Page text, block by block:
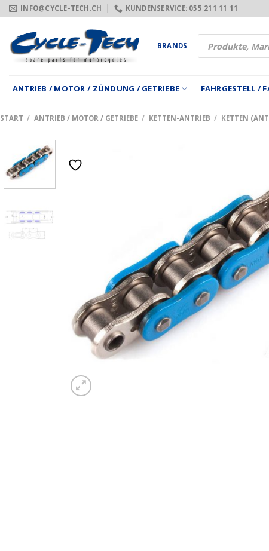
Zum
Inhalt
springen
INFO@CYCLE-TECH.CH KUNDENSERVICE: 055 211 11 11
BRANDS
Products
search
ANTRIEB / MOTOR / ZÜNDUNG / GETRIEBE FAHRGESTELL /
START / ANTRIEB / MOTOR / GETRIEBE / KETTEN-ANTRIEB / KETTEN